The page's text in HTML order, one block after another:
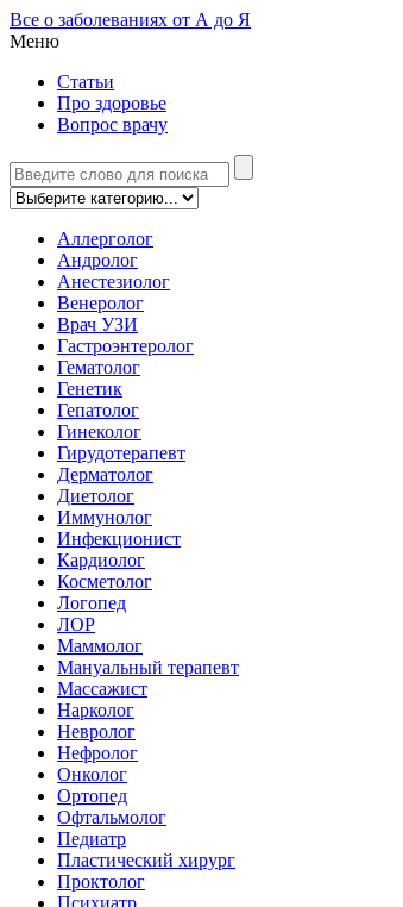
Все о заболеваниях от А до Я
Меню
Статьи
Про здоровье
Вопрос врачу
Аллерголог
Андролог
Анестезиолог
Венеролог
Врач УЗИ
Гастроэнтеролог
Гематолог
Генетик
Гепатолог
Гинеколог
Гирудотерапевт
Дерматолог
Диетолог
Иммунолог
Инфекционист
Кардиолог
Косметолог
Логопед
ЛОР
Маммолог
Мануальный терапевт
Массажист
Нарколог
Невролог
Нефролог
Онколог
Ортопед
Офтальмолог
Педиатр
Пластический хирург
Проктолог
Психиатр